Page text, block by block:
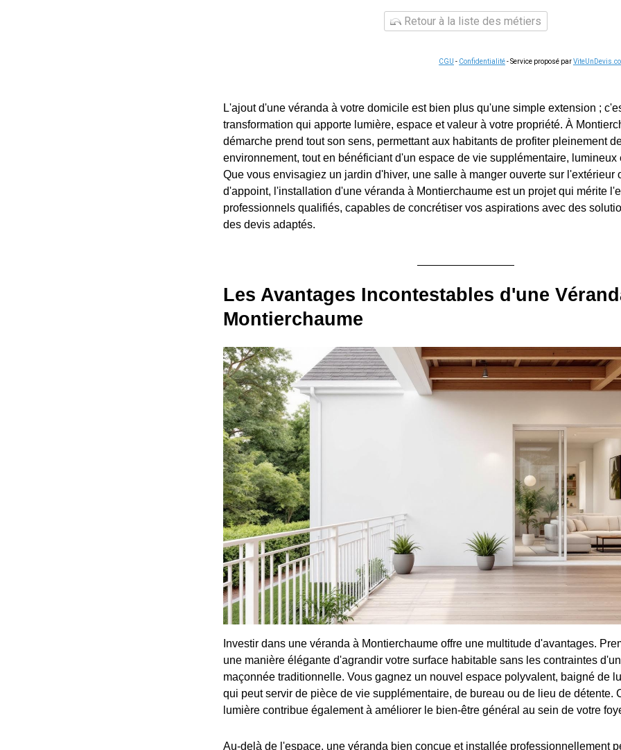
Retour à la liste des métiers
CGU - Confidentialité- Service proposé par
L'ajout d'une véranda à votre domicile est bien plus qu'une simple extension ;
transformation qui apporte lumière, espace et valeur à votre propriété. À
démarche prend tout son sens, permettant aux habitants de profiter pleinement
environnement, tout en bénéficiant d'un espace de vie supplémentaire, lumineux
Que vous envisagiez un jardin d'hiver, une salle à manger ouverte sur l'extérieur
d'appoint, l'installation d'une véranda à Montierchaume est un projet qui mérite
professionnels qualifiés, capables de concrétiser vos aspirations avec des
des devis adaptés.
Les Avantages Incontestables d'une
Montierchaume
Investir dans une véranda à Montierchaume offre une multitude d'avantages.
une manière élégante d'agrandir votre surface habitable sans les contraintes
maçonnée traditionnelle. Vous gagnez un nouvel espace polyvalent, baigné de
qui peut servir de pièce de vie supplémentaire, de bureau ou de lieu de détente.
lumière contribue également à améliorer le bien-être général au sein de votre
Au-delà de l'espace, une véranda bien conçue et installée professionnellement